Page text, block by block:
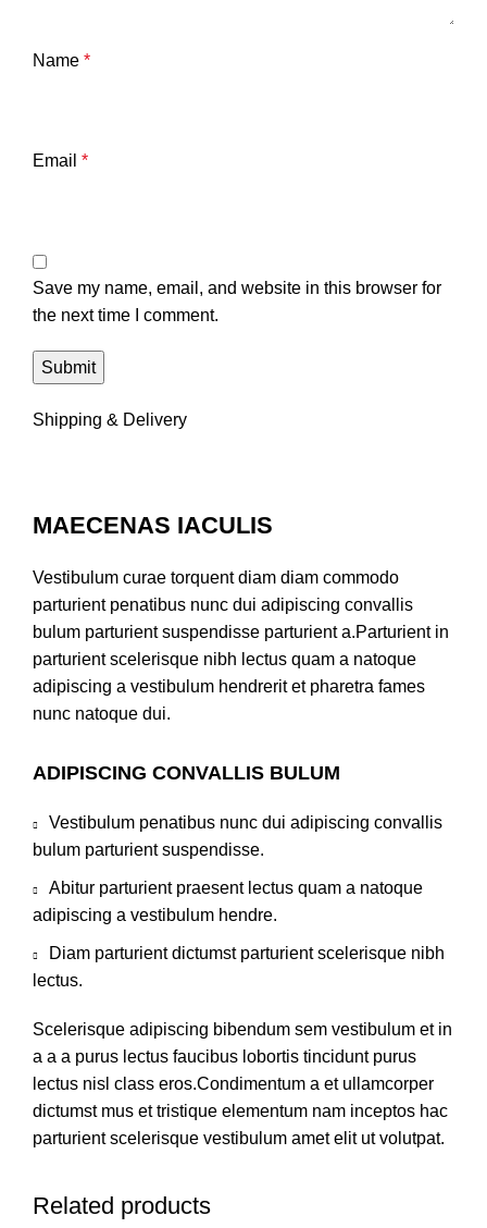
Name *
Email *
Save my name, email, and website in this browser for
the next time I comment.
Shipping & Delivery
MAECENAS IACULIS
Vestibulum curae torquent diam diam commodo
parturient penatibus nunc dui adipiscing convallis
bulum parturient suspendisse parturient a.Parturient in
parturient scelerisque nibh lectus quam a natoque
adipiscing a vestibulum hendrerit et pharetra fames
nunc natoque dui.
ADIPISCING CONVALLIS BULUM
Vestibulum penatibus nunc dui adipiscing convallis
bulum parturient suspendisse.
Abitur parturient praesent lectus quam a natoque
adipiscing a vestibulum hendre.
Diam parturient dictumst parturient scelerisque nibh
lectus.
Scelerisque adipiscing bibendum sem vestibulum et in
a a a purus lectus faucibus lobortis tincidunt purus
lectus nisl class eros.Condimentum a et ullamcorper
dictumst mus et tristique elementum nam inceptos hac
parturient scelerisque vestibulum amet elit ut volutpat.
Related products